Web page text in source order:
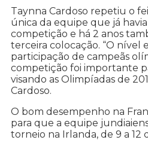
Taynna Cardoso repetiu o
única da equipe que já
competição e há 2 anos
terceira colocação. “O nível
participação de campeãs
competição foi importante
visando as Olimpíadas de
Cardoso.
O bom desempenho na
para que a equipe
torneio na Irlanda, de 9 a 12